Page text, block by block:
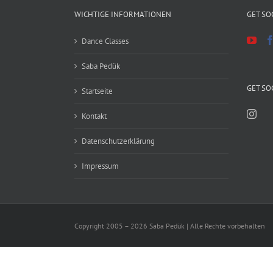
WICHTIGE INFORMATIONEN
Dance Classes
Saba Pedük
Startseite
Kontakt
Datenschutzerklärung
Impressum
GET
GET
Copyright 2005 – 2026 Saba Pedük | Alle Rechte vorbehalten